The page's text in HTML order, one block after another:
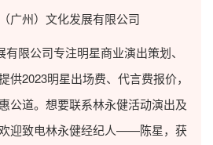
广州）文化发展有限公司
限公司专注明星商业演出策划、
供2023明星出场费、代言费报价，
公道。想要联系林永健活动演出及
迎致电林永健经纪人——陈星，获